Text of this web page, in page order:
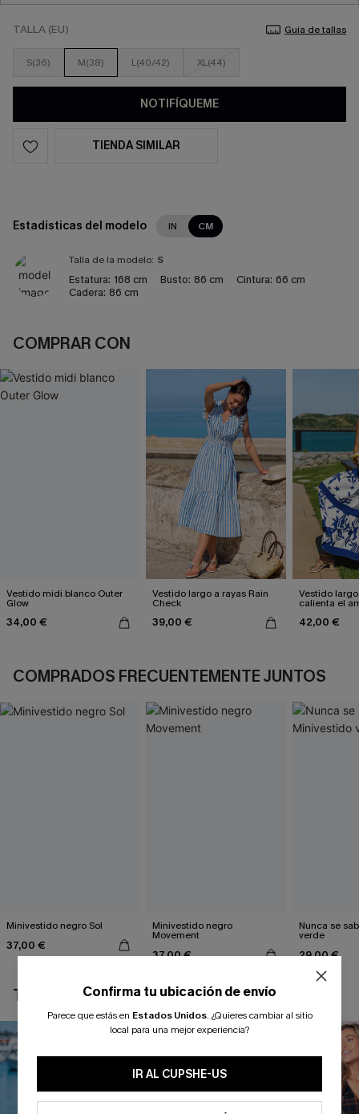
TALLA (EU) Guía de tallas
S(36) M(38) L(40/42) XL(44)
NOTIFÍQUEME
TIENDA SIMILAR
Estadísticas del modelo IN CM
Talla de la modelo: S
Estatura: 168 cm Busto: 86 cm Cintura: 66 cm
Cadera: 86 cm
COMPRAR CON
Vestido midi blanco Outer
Glow
34,00 €
Vestido largo a rayas Rain
Check
39,00 €
Vestido
calienta el
42,00 €
COMPRADOS FRECUENTEMENTE JUNTOS
Minivestido negro Sol
37,00 €
Minivestido negro
Movement
37,00 €
Nunca se
verde
29,00 €
TAMBIÉN TE PUEDE GUSTAR
Confirma tu ubicación de envío
Parece que estás en Estados Unidos. ¿Quieres cambiar al sitio
local para una mejor experiencia?
IR AL CUPSHE-US